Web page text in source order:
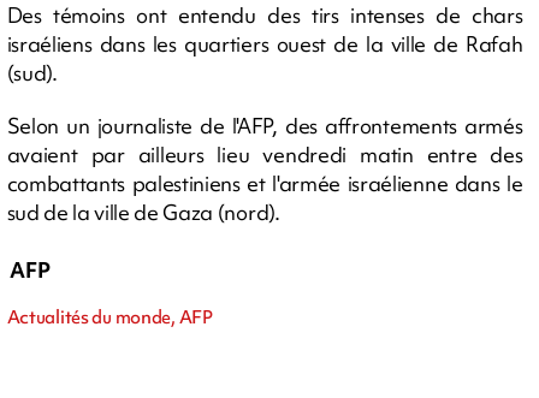
Des témoins ont entendu des tirs intenses de chars
israéliens dans les quartiers ouest de la ville de Rafah
(sud).
Selon un journaliste de l'AFP, des affrontements armés
avaient par ailleurs lieu vendredi matin entre des
combattants palestiniens et l'armée israélienne dans le
sud de la ville de Gaza (nord).
AFP
Actualités du monde, AFP